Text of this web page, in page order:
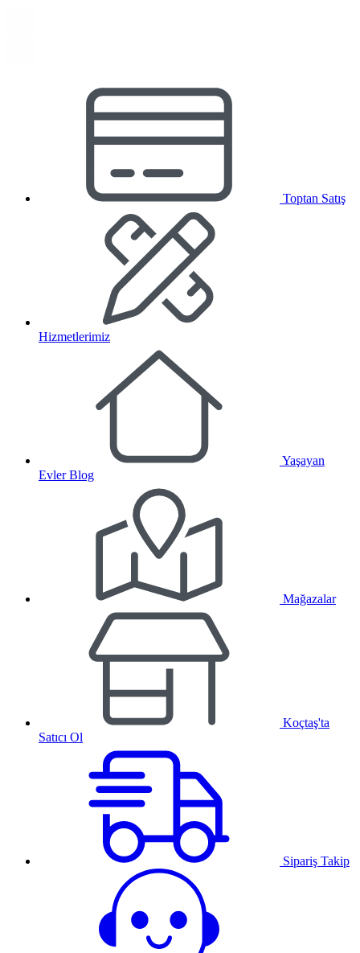
Toptan Satış
Hizmetlerimiz
Yaşayan
Evler Blog
Mağazalar
Koçtaş'ta
Satıcı Ol
Sipariş Takip